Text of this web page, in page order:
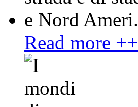
Read more ++